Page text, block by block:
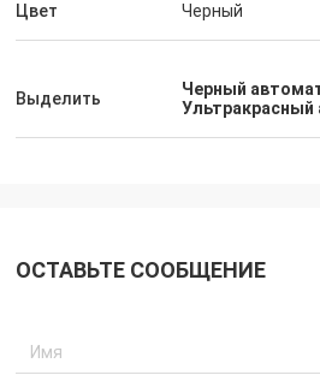
Я угожен к сотрудничеству с вами, вы
помогаете нам улучшить наше
других клиентов, поэтому я
действительно оцениваю вас, и цена
Цвет Черный
Выделить Черный
Ультракрасный
ОСТАВЬТЕ СООБЩЕНИЕ